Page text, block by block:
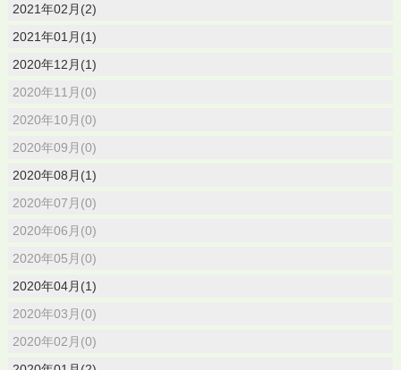
2021年02月(2)
2021年01月(1)
2020年12月(1)
2020年11月(0)
2020年10月(0)
2020年09月(0)
2020年08月(1)
2020年07月(0)
2020年06月(0)
2020年05月(0)
2020年04月(1)
2020年03月(0)
2020年02月(0)